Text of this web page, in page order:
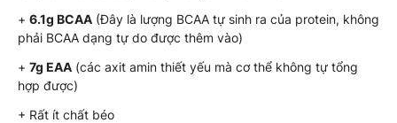
+ 6.1g BCAA (Đây là lượng BCAA tự sinh ra của protein, không
phải BCAA dạng tự do được thêm vào)
+ 7g EAA (các axit amin thiết yếu mà cơ thể không tự tổng
hợp được)
+ Rất ít chất béo